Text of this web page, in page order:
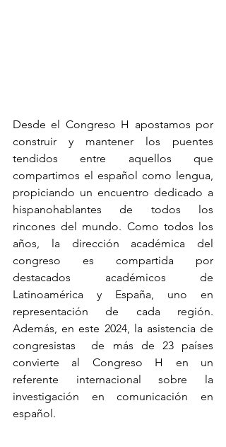
Desde el Congreso H apostamos por
construir y mantener los puentes
tendidos entre aquellos que
compartimos el español como lengua,
propiciando un encuentro dedicado a
hispanohablantes de todos los
rincones del mundo. Como todos los
años, la dirección académica del
congreso es compartida por
destacados académicos de
Latinoamérica y España, uno en
representación de cada región.
Además, en este 2024, la asistencia de
congresistas  de más de 23 países
convierte al Congreso H en un
referente internacional sobre la
investigación en comunicación en
español.